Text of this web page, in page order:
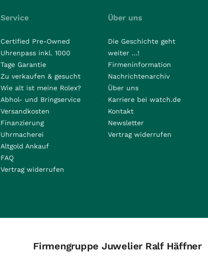
Service
Certified Pre-Owned
Uhrenpass inkl. 1000
Tage Garantie
Zu verkaufen & gesucht
Wie alt ist meine Rolex?
Abhol- und Bringservice
Versandkosten
Finanzierung
Uhrmacherei
Altgold Ankauf
FAQ
Vertrag widerrufen
Über uns
Die Geschichte geht
weiter ...!
Firmeninformation
Nachrichtenarchiv
Über uns
Karriere bei watch.de
Kontakt
Newsletter
Vertrag widerrufen
Firmengruppe Juwelier Ralf Häffner